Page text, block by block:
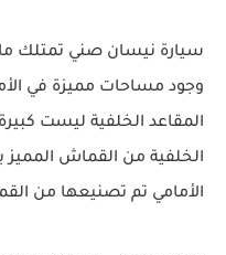
وجود مساحات مميزة في
المقاعد الخلفية ليست
الخلفية من القماش المميز
الأمامي تم تصنيعها من